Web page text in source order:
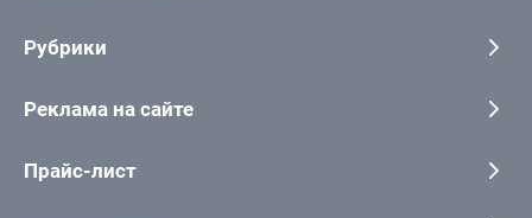
Рубрики
Реклама на сайте
Прайс-лист